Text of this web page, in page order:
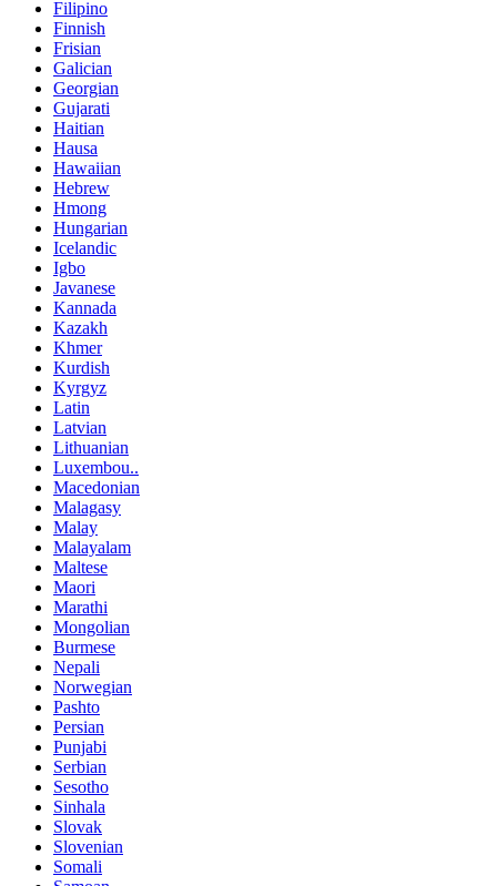
Filipino
Finnish
Frisian
Galician
Georgian
Gujarati
Haitian
Hausa
Hawaiian
Hebrew
Hmong
Hungarian
Icelandic
Igbo
Javanese
Kannada
Kazakh
Khmer
Kurdish
Kyrgyz
Latin
Latvian
Lithuanian
Luxembou..
Macedonian
Malagasy
Malay
Malayalam
Maltese
Maori
Marathi
Mongolian
Burmese
Nepali
Norwegian
Pashto
Persian
Punjabi
Serbian
Sesotho
Sinhala
Slovak
Slovenian
Somali